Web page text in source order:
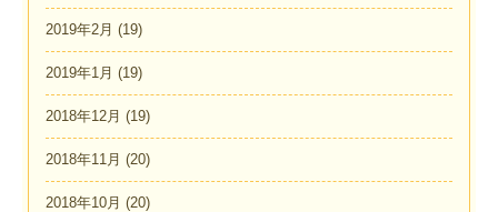
2019年2月 (19)
2019年1月 (19)
2018年12月 (19)
2018年11月 (20)
2018年10月 (20)